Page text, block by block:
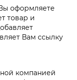
оформляете
товар и
Вам ссылку
компанией